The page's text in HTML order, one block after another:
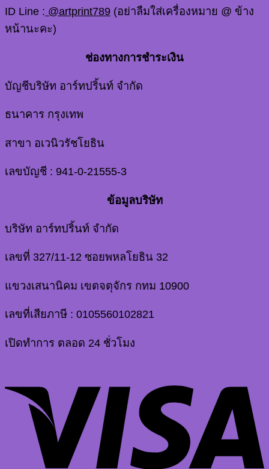
ID Line : @artprint789 (อย่าลืมใส่เครื่องหมาย @ ข้าง
หน้านะคะ)
ช่องทางการชำระเงิน
บัญชีบริษัท อาร์ทปริ้นท์ จำกัด
ธนาคาร กรุงเทพ
สาขา อเวนิวรัชโยธิน
เลขบัญชี : 941-0-21555-3
ข้อมูลบริษัท
บริษัท อาร์ทปริ้นท์ จำกัด
เลขที่ 327/11-12 ซอยพหลโยธิน 32
แขวงเสนานิคม เขตจตุจักร กทม 10900
เลขที่เสียภาษี : 0105560102821
เปิดทำการ ตลอด 24 ชั่วโมง